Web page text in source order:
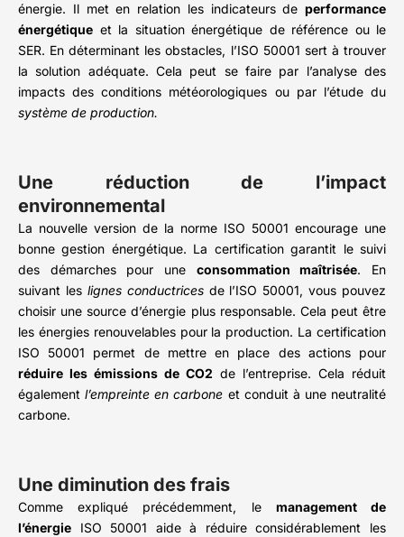
énergie. Il met en relation les indicateurs de performance
énergétique et la situation énergétique de référence ou le
SER. En déterminant les obstacles, l’ISO 50001 sert à trouver
la solution adéquate. Cela peut se faire par l’analyse des
impacts des conditions météorologiques ou par l’étude du
système de production.
Une réduction de l’impact
environnemental
La nouvelle version de la norme ISO 50001 encourage une
bonne gestion énergétique. La certification garantit le suivi
des démarches pour une consommation maîtrisée. En
suivant les lignes conductricesde l’ISO 50001, vous pouvez
choisir une source d’énergie plus responsable. Cela peut être
les énergies renouvelables pour la production. La certification
ISO 50001 permet de mettre en place des actions pour
réduire les émissions de CO2 de l’entreprise. Cela réduit
égalementl’empreinte en carbone et conduit à une neutralité
carbone.
Une diminution des frais
Comme expliqué précédemment, le management de
l’énergie ISO 50001 aide à réduire considérablement les